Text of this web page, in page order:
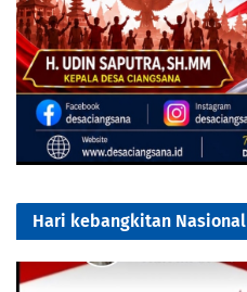
Hari kebangkitan Nasional